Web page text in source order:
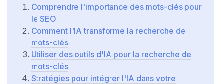
Comprendre l'importance des mots-clés pour
le SEO
Comment l'IA transforme la recherche de
mots-clés
Utiliser des outils d'IA pour la recherche de
mots-clés
Stratégies pour intégrer l'IA dans votre